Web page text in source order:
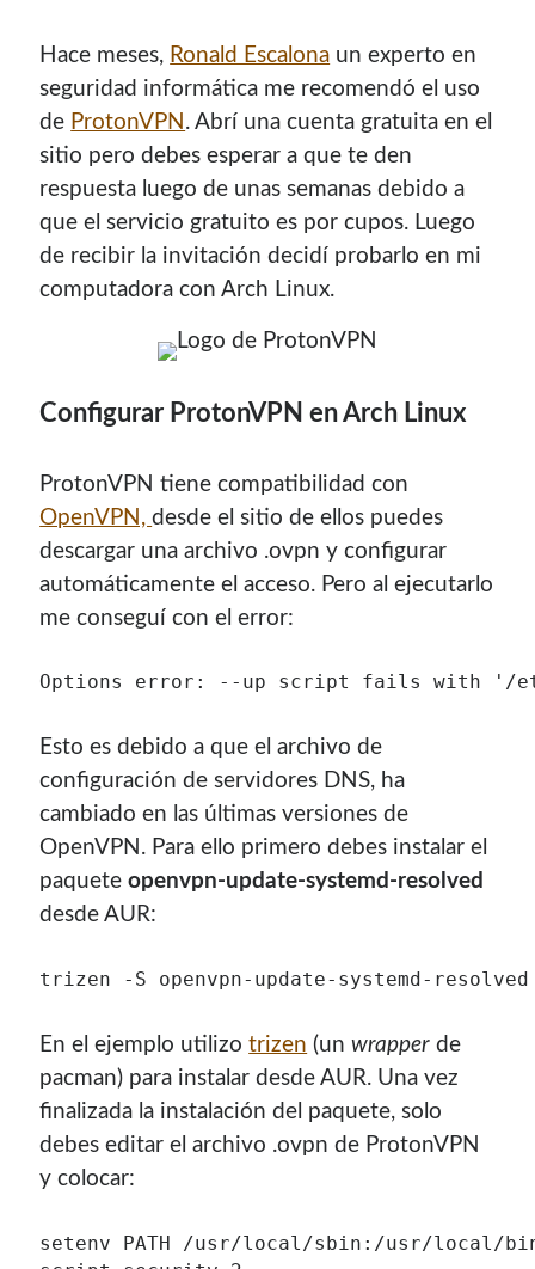
Hace meses, Ronald Escalona un experto en
seguridad informática me recomendó el uso
de ProtonVPN . Abrí una cuenta gratuita en el
sitio pero debes esperar a que te den
respuesta luego de unas semanas debido a
que el servicio gratuito es por cupos. Luego
de recibir la invitación decidí probarlo en mi
computadora con Arch Linux.
Configurar ProtonVPN en Arch Linux
ProtonVPN tiene compatibilidad con
OpenVPN,desde el sitio de ellos puedes
descargar una archivo .ovpn y configurar
automáticamente el acceso. Pero al ejecutarlo
me conseguí con el error:
Options error: --up script fails with '/
Esto es debido a que el archivo de
configuración de servidores DNS, ha
cambiado en las últimas versiones de
OpenVPN. Para ello primero debes instalar el
paqueteopenvpn-update-systemd-resolved
desde AUR:
trizen -S openvpn-update-systemd-resolved
En el ejemplo utilizotrizen (unwrapper de
pacman) para instalar desde AUR. Una vez
finalizada la instalación del paquete, solo
debes editar el archivo .ovpn de ProtonVPN
y colocar:
setenv PATH /usr/local/sbin:/usr/local/